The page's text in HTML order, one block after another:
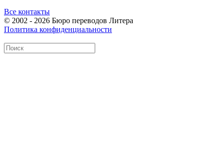
Все контакты
© 2002 - 2026 Бюро переводов Литера
Политика конфиденциальности